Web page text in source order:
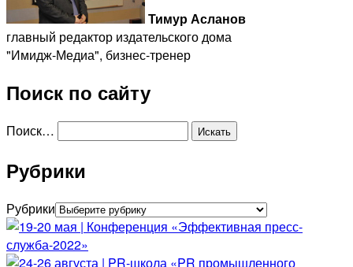
Тимур Асланов
главный редактор издательского дома
"Имидж-Медиа", бизнес-тренер
Поиск по сайту
Поиск…
Рубрики
Рубрики